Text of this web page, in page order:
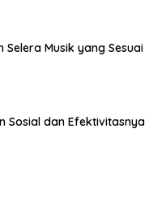
Selera Musik yang Sesuai
Sosial dan Efektivitasnya